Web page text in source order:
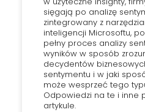
sięgają po analizę
zintegrowany z
inteligencji Microsoftu,
pełny proces analizy
wyników w sposób
decydentów
sentymentu i w jaki
może wesprzeć tego
Odpowiedzi na te i inne
artykule.